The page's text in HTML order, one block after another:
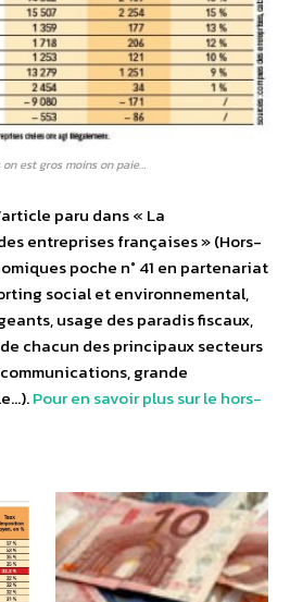
est gros moins on paie…
paru dans « La
entreprises françaises » (Hors-
poche n° 41 en partenariat
social et environnemental,
usage des paradis fiscaux,
chacun des principaux secteurs
grande
Pour en savoir plus sur le hors-